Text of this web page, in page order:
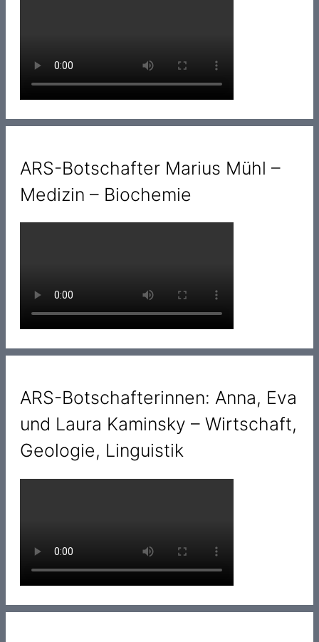
ARS-Botschafter Marius Mühl –
Medizin – Biochemie
ARS-Botschafterinnen: Anna, Eva
und Laura Kaminsky – Wirtschaft,
Geologie, Linguistik